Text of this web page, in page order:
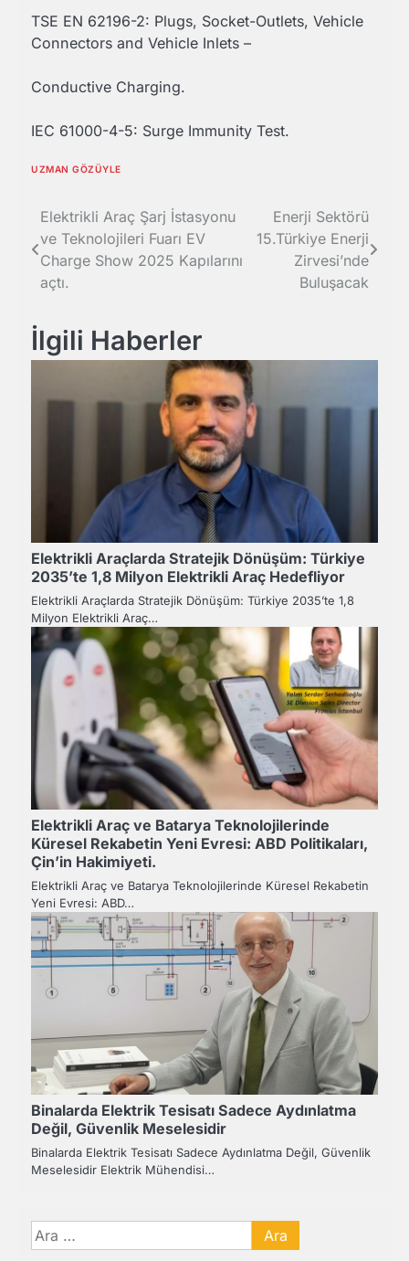
TSE EN 62196-2: Plugs, Socket-Outlets, Vehicle
Connectors and Vehicle Inlets –
Conductive Charging.
IEC 61000-4-5: Surge Immunity Test.
UZMAN GÖZÜYLE
Yazı
gezinmesi
Elektrikli Araç Şarj İstasyonu
ve Teknolojileri Fuarı EV
Charge Show 2025 Kapılarını
açtı.
Enerji Sektörü
15.Türkiye Enerji
Zirvesi’nde
Buluşacak
İlgili Haberler
Elektrikli Araçlarda Stratejik Dönüşüm: Türkiye
2035’te 1,8 Milyon Elektrikli Araç Hedefliyor
Elektrikli Araçlarda Stratejik Dönüşüm: Türkiye 2035’te 1,8
Milyon Elektrikli Araç…
Elektrikli Araç ve Batarya Teknolojilerinde
Küresel Rekabetin Yeni Evresi: ABD Politikaları,
Çin’in Hakimiyeti.
Elektrikli Araç ve Batarya Teknolojilerinde Küresel Rekabetin
Yeni Evresi: ABD…
Binalarda Elektrik Tesisatı Sadece Aydınlatma
Değil, Güvenlik Meselesidir
Binalarda Elektrik Tesisatı Sadece Aydınlatma Değil, Güvenlik
Meselesidir Elektrik Mühendisi…
Arama: